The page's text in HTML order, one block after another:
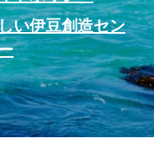
い伊豆創造セン